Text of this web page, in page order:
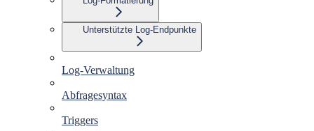
Unterstützte Log-Endpunkte
Log-Verwaltung
Abfragesyntax
Triggers